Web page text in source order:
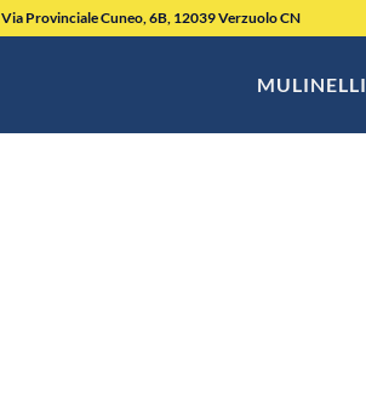
Via Provinciale Cuneo, 6B, 12039 Verzuolo CN
MULINELLI